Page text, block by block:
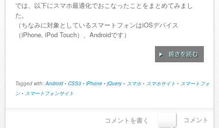
では、以下にスマホ最適化でおこなったことをまとめてみまし
た。
（ちなみに対象としているスマートフォンはiOSデバイス
（iPhone, iPod Touch）、Androidです）
Tagged with:Android • CSS3 • iPhone • jQuery• スマホ• スマホサイト • スマートフォ
ン • スマートフォンサイト
コメント
コメントを書く